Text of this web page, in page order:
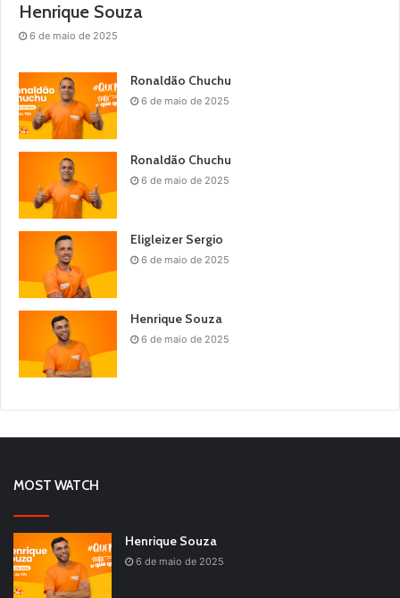
Henrique Souza
6 de maio de 2025
Ronaldão Chuchu
6 de maio de 2025
Ronaldão Chuchu
6 de maio de 2025
Eligleizer Sergio
6 de maio de 2025
Henrique Souza
6 de maio de 2025
MOST WATCH
Henrique Souza
6 de maio de 2025